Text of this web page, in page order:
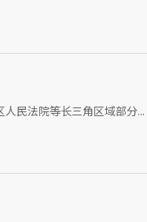
民法院等长三角区域部分...